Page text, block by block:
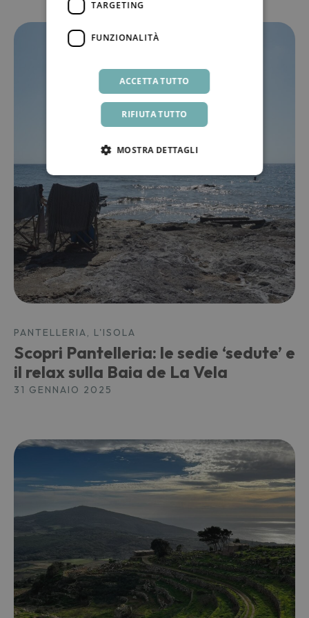
PANTELLERIA, L'ISOLA
Scopri Pantelleria: le sedie ‘sedute’ e
il relax sulla Baia de La Vela
31 GENNAIO 2025
TARGETING
FUNZIONALITÀ
ACCETTA TUTTO
RIFIUTA TUTTO
MOSTRA DETTAGLI